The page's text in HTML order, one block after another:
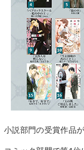
小説部門の受賞作品が